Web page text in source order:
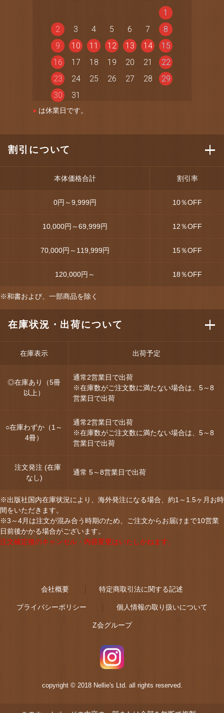
1
2
3 4 5 6 7
8
9
10 11 12 13 14
15
16
17 18 19 20 21
22
23
24 25 26 27 28
29
30
31
● は休業日です。
割引について
本体価格合計 割引率
0円～9,999円 10％OFF
10,000円～69,999円 12％OFF
70,000円～119,999円 15％OFF
120,000円～ 18％OFF
※和書および、一部商品を除く
在庫状況・出荷について
在庫表示 出荷予定
◎在庫あり（5冊
以上）
通常2営業日で出荷
※在庫数がご注文数に満たない場合は、5～8
営業日で出荷
○在庫わずか（1～
4冊）
通常2営業日で出荷
※在庫数がご注文数に満たない場合は、5～8
営業日で出荷
注文発注 (在庫
なし)
通常 5～8営業日で出荷
※出版社国内在庫状況により、海外発注になる場合、約1～1.5ヶ月お時
間をいただきます。
※3～4月は注文が混み合う時期のため、ご注文からお届けまで10営業
日前後かかる場合がございます。
注文確定後のキャンセル・内容変更はいたしかねます。
会社概要 特定商取引法に関する記述
プライバシーポリシー 個人情報の取り扱いについて
Z会グループ
copyright © 2018 Nellie's Ltd. all rights reserved.